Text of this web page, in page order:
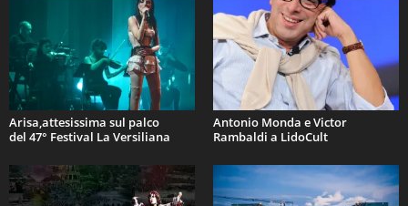
Arisa,attesissima sul palco
del 47° Festival La Versiliana
Antonio Monda e Victor
Rambaldi a LidoCult